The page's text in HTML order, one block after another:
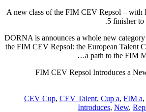
A new class of the FIM CEV Repsol – with
5 finisher
DORNA is announces a whole new
the FIM CEV Repsol: the European Talent
a path to the FIM
FIM CEV Repsol Introduces a
CEV Cup, CEV Talent, Cup a, FIM a,
Introduces, New,